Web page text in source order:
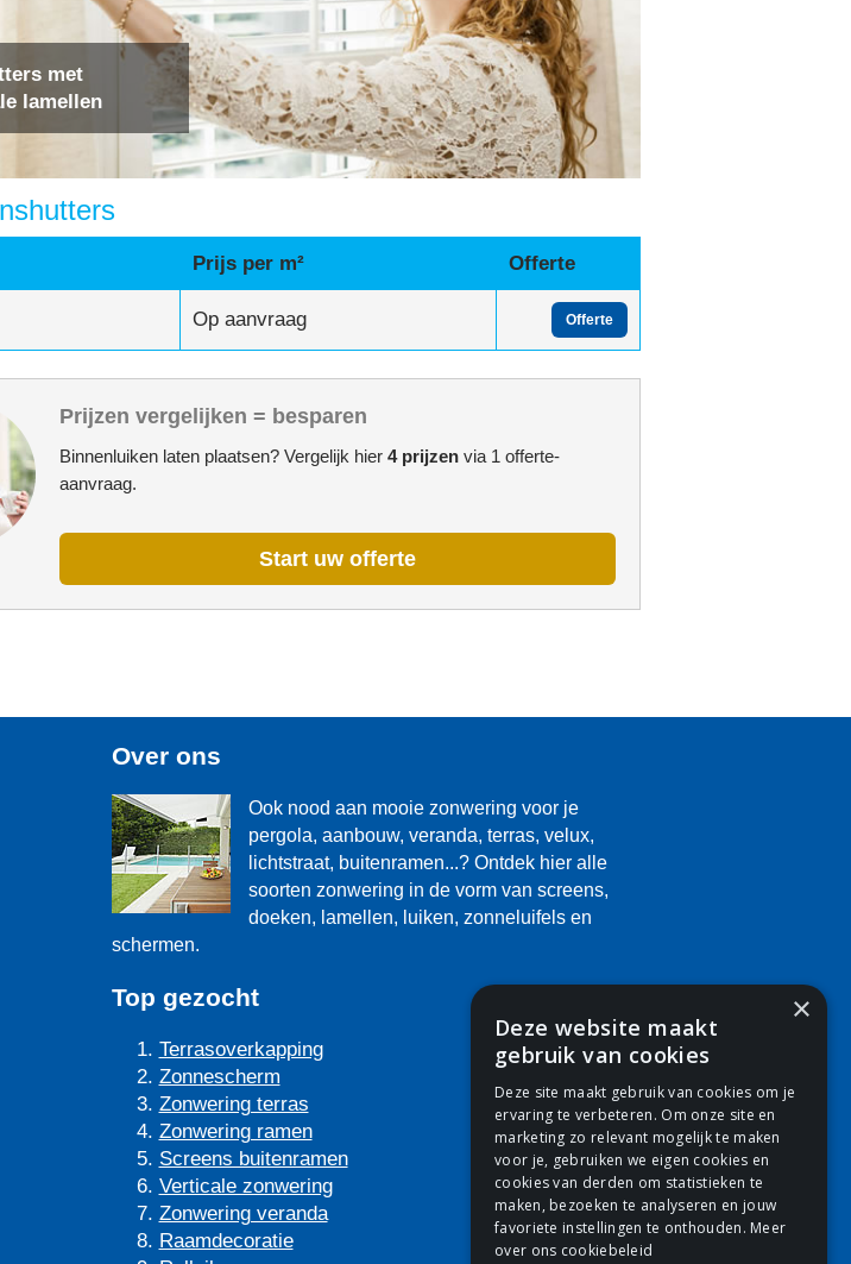
met
lamellen
Prijs per m² Offerte
Op aanvraag Offerte
Prijzen vergelijken = besparen
Binnenluiken laten plaatsen? Vergelijk hier 4 prijzen via 1 offerte-
aanvraag.
Start uw offerte
Over ons
Ook nood aan mooie zonwering voor je
pergola, aanbouw, veranda, terras, velux,
lichtstraat, buitenramen...? Ontdek hier alle
soorten zonwering in de vorm van screens,
doeken, lamellen, luiken, zonneluifels en
schermen.
Top gezocht
Terrasoverkapping
Zonnescherm
Zonwering terras
Zonwering ramen
Screens buitenramen
Verticale zonwering
Zonwering veranda
Raamdecoratie
×
Deze website maakt
gebruik van cookies
Deze site maakt gebruik van cookies om je
ervaring te verbeteren. Om onze site en
marketing zo relevant mogelijk te maken
voor je, gebruiken we eigen cookies en
cookies van derden om statistieken te
maken, bezoeken te analyseren en jouw
favoriete instellingen te onthouden. Meer
over ons cookiebeleid